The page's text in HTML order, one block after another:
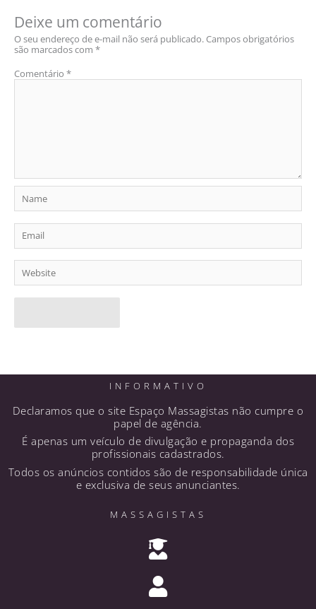
Deixe um comentário
O seu endereço de e-mail não será publicado. Campos obrigatórios
são marcados com *
Comentário *
Name
Email
Website
INFORMATIVO
Declaramos que o site Espaço Massagistas não cumpre o
papel de agência.
É apenas um veículo de divulgação e propaganda dos
profissionais cadastrados.
Todos os anúncios contidos são de responsabilidade única
e exclusiva de seus anunciantes.
MASSAGISTAS